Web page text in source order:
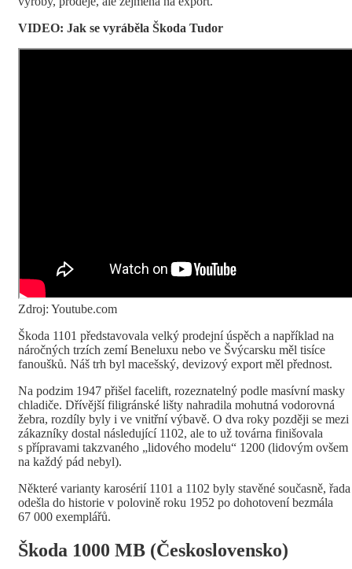
VIDEO: Jak se vyráběla Škoda Tudor
Zdroj: Youtube.com
Škoda 1101 představovala velký prodejní úspěch a například na
náročných trzích zemí Beneluxu nebo ve Švýcarsku měl tisíce
fanoušků. Náš trh byl macešský, devizový export měl přednost.
Na podzim 1947 přišel facelift, rozeznatelný podle masívní masky
chladiče. Dřívější filigránské lišty nahradila mohutná vodorovná
žebra, rozdíly byly i ve vnitřní výbavě. O dva roky později se mezi
zákazníky dostal následující 1102, ale to už továrna finišovala
s přípravami takzvaného „lidového modelu“ 1200 (lidovým ovšem
na každý pád nebyl).
Některé varianty karosérií 1101 a 1102 byly stavěné současně, řada
odešla do historie v polovině roku 1952 po dohotovení bezmála
67 000 exemplářů.
Škoda 1000 MB (Československo)